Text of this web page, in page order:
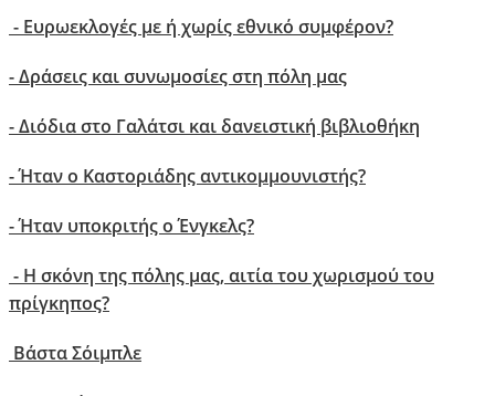
- Ευρωεκλογές με ή χωρίς εθνικό συμφέρον?
- Δράσεις και συνωμοσίες στη πόλη μας
- Διόδια στο Γαλάτσι και δανειστική βιβλιοθήκη
-Ήταν o Καστοριάδης αντικομμουνιστής?
- Ήταν υποκριτής ο Ένγκελς?
- H σκόνη της πόλης μας, αιτία του χωρισμού του
πρίγκηπος?
Βάστα Σόιμπλε